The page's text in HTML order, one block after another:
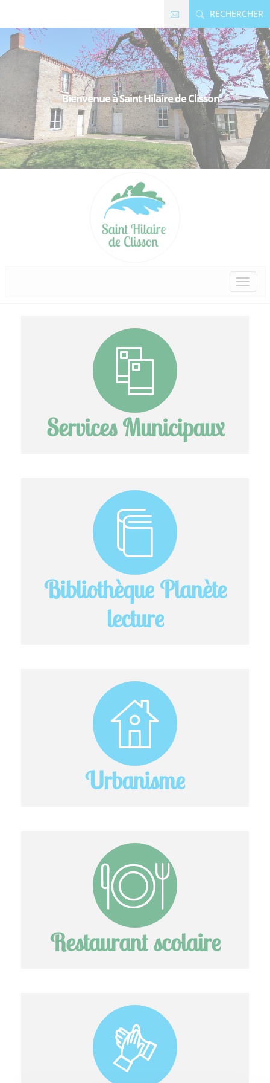
RECHERCHER
Bienvenue à Saint Hilaire de Clisson
Services Municipaux
Bibliothèque Planète
lecture
Urbanisme
Restaurant scolaire